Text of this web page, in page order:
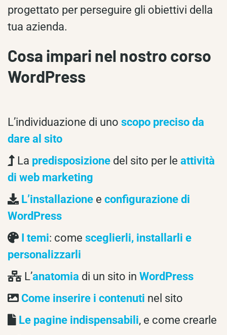
progettato per perseguire gli obiettivi della
tua azienda.
Cosa impari nel nostro corso
WordPress
L’individuazione di uno scopo preciso da
dare al sito
La predisposizione del sito per le attività
di web marketing
L’installazione e configurazione di
WordPress
I temi: come sceglierli, installarli e
personalizzarli
L’anatomia di un sito in WordPress
Come inserire i contenuti nel sito
Le pagine indispensabili, e come crearle